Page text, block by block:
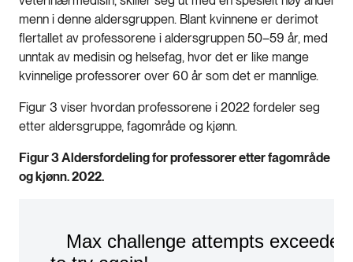
menn i denne aldersgruppen. Blant kvinnene er derimot
flertallet av professorene i aldersgruppen 50–59 år, med
unntak av medisin og helsefag, hvor det er like mange
kvinnelige professorer over 60 år som det er mannlige.
Figur 3 viser hvordan professorene i 2022 fordeler seg
etter aldersgruppe, fagområde og kjønn.
Figur 3 Aldersfordeling for professorer etter fagområde
og kjønn. 2022.